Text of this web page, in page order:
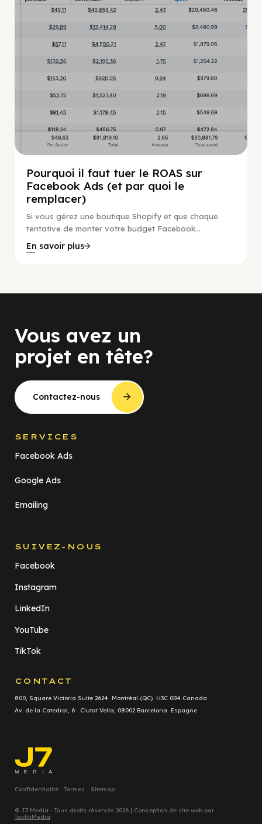
Pourquoi il faut tuer le ROAS sur
Facebook Ads (et par quoi le
remplacer)
Si vous gérez une boutique Shopify et que chaque
tentative de monter votre budget Facebook...
En savoir plus
Vous avez un
projet en tête?
Contactez-nous
SERVICES
Facebook Ads
Google Ads
Emailing
SUIVEZ-NOUS
Facebook
Instagram
LinkedIn
YouTube
TikTok
CONTACT
800, Square Victoria Suite 2624 Montréal (QC) H3C 0B4 Canada
Av. de la Catedral, 6 Ciutat Vella, 08002 Barcelona Espagne
Confidentialité Termes Sitemap
© J7 Media - Tous droits réservés 2026 | Conception de site web par
TactikMedia